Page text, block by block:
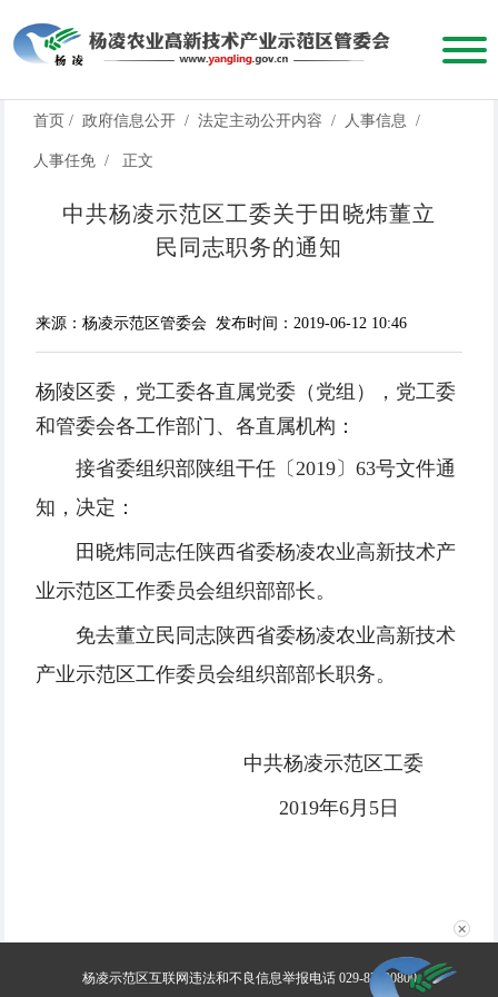
首页 / 政府信息公开 / 法定主动公开内容 / 人事信息 /
人事任免 / 正文
中共杨凌示范区工委关于田晓炜董立
民同志职务的通知
来源：杨凌示范区管委会 发布时间：2019-06-12 10:46
杨陵区委，党工委各直属党委（党组），党工委
和管委会各工作部门、 各直属机构：
接省委组织部陕组干任〔2019〕63号文件通
知，决定：
田晓炜同志任陕西省委杨凌农业高新技术产
业示范区工作委员会组织部部长。
免去董立民同志陕西省委杨凌农业高新技术
产业示范区工作委员会组织部部长职务。
中共杨凌示范区工委
2019年6月5日
杨凌示范区互联网违法和不良信息举报电话 029-87030800
✕